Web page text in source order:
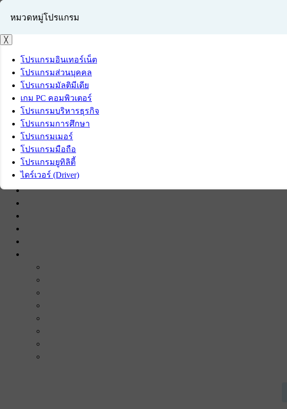
เข้าสู่ระบบ
สมัครสมาชิก
หมวดหมู่โปรแกรม
╳
โปรแกรมอินเทอร์เน็ต
โปรแกรมส่วนบุคคล
โปรแกรมมัลติมีเดีย
เกม PC คอมพิวเตอร์
โปรแกรมบริหารธุรกิจ
โปรแกรมการศึกษา
โปรแกรมเมอร์
โปรแกรมมือถือ
โปรแกรมยูทิลิตี้
ไดร์เวอร์ (Driver)